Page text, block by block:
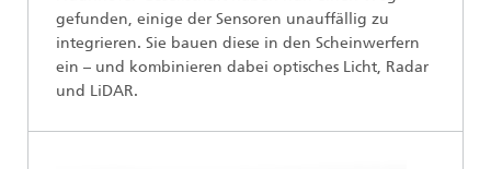
gefunden, einige der Sensoren unauffällig zu
integrieren. Sie bauen diese in den Scheinwerfern
ein – und kombinieren dabei optisches Licht, Radar
und LiDAR.